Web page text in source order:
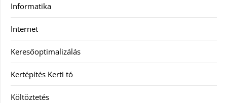
Informatika
Internet
Keresőoptimalizálás
Kertépítés Kerti tó
Költöztetés